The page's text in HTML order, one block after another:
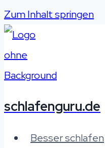
Zum Inhalt springen
schlafenguru.de
Besser schlafen